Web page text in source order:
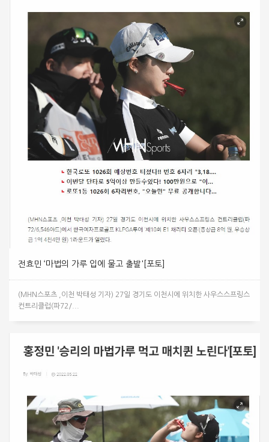
전효민 ‘마법의 가루 입에 물고 출발'[포토]
(MHN스포츠 ,이천 박태성 기자) 27일 경기도 이천시에 위치한 사우스스프링스
컨트리클럽(파72/...